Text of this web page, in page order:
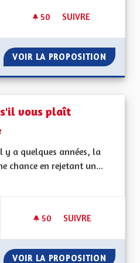
50 50 ABONNÉS
SUIVRE
VOIR LA PROPOSITION UNE
s'il vous plaît
y a quelques années, la
chance en rejetant un...
: Autres
50 50 ABONNÉS
SUIVRE
VOIR LA PROPOSITION UN